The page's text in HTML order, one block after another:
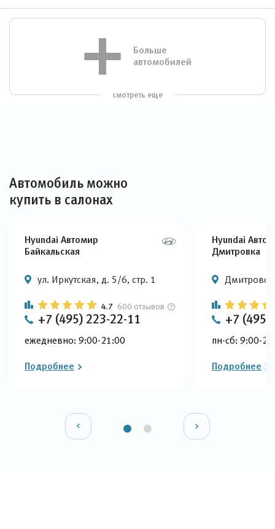
Больше
автомобилей
смотреть еще
Автомобиль можно
купить в салонах
Hyundai Автомир
Байкальская
ул. Иркутская, д. 5/6, стр. 1
4.7 600 отзывов
+7 (495) 223-22-11
ежедневно: 9:00-21:00
Подробнее
Hyundai
Дмитровка
+7 (495)
пн-сб: 9:00-
Подробнее